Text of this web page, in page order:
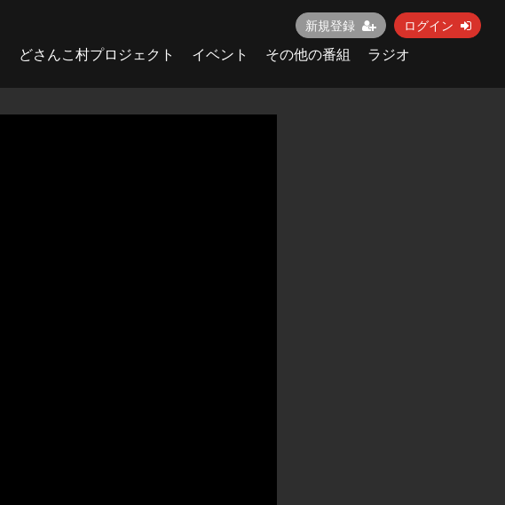
新規登録 ログイン
どさんこ村プロジェクト イベント その他の番組
ラジオ